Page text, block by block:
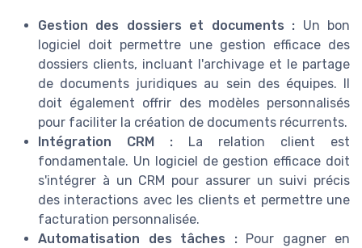
Gestion des dossiers et documents : Un bon
logiciel doit permettre une gestion efficace des
dossiers clients, incluant l'archivage et le partage
de documents juridiques au sein des équipes. Il
doit également offrir des modèles personnalisés
pour faciliter la création de documents récurrents.
Intégration CRM : La relation client est
fondamentale. Un logiciel de gestion efficace doit
s'intégrer à un CRM pour assurer un suivi précis
des interactions avec les clients et permettre une
facturation personnalisée.
Automatisation des tâches :Pour gagner en